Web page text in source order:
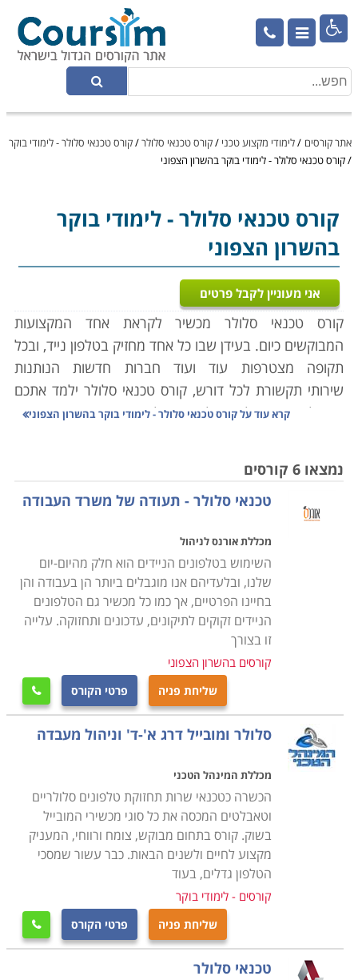

אתר קורסים /לימודי מקצוע טכני /קורס טכנאי סלולר/קורס טכנאי סלולר - לימודי בוקר
/קורס טכנאי סלולר - לימודי בוקר בהשרון הצפוני
קורס טכנאי סלולר- לימודי בוקר
בהשרון הצפוני
אני מעוניין לקבל פרטים
קורס טכנאי סלולר מכשיר לקראת אחד המקצועות
המבוקשים כיום. בעידן שבו כל אחד מחזיק בטלפון נייד, ובכל
תקופה מצטרפות עוד ועוד חברות חדשות הנותנות
שירותי תקשורת לכל דורש, קורס טכנאי סלולר ילמד אתכם
את כל הנדרש על מנת לאתר תקלות במכשירים, מתן שירותי
הלימודים כוללים ידע מעשי ותיאורטי בתחום של
אלקטרוניקה, חשמל, מערכות המכשירים, ידע טכני בתיקון
תקלות, כרטיסים אלקטרונים ועוד, הקורס מועבר באופן יסודי
ומעמיק מהבסיס, כך שאין כל צורך בידע מוקדם וכל מי
שעולם זה מרתק בעניו, יוכל למצוא עניין ומקצוע לעתיד
בסיום ההכשרה.
הקורס מתאים לחיילים משוחררים בתחילת דרכם
המקצועית, שכן בתוך קורס קצר של מספר חודשים, יקבלו
בסיומו תעודה מקצועית אשר ניתן יהיה באמצעותה
להשתלב באחד מהחברות הרבות בתחום, או במעבדות
פרטיות, כך שאפשרויות התעסוקה הינן רבות ומגוונות כמו
גם השכר משתלם.
קורס טכנאי סלולר להסבה מקצועית
בעבר, כל מי שלמד מקצוע מסוים, המשיך בו עד הפנסיה,
אך כיום מקובל מאוד להחליף קריירה, הן משום הרצון לנסות
תחום חדש והן משום שיקולי שכר וקידום. לכן, דווקא משום
שעולם הסלולר הינו אחד הענפים הדינמיים והמתפתחים
ביותר הרי שמדובר במקצוע שכדאי להפוך אותו לקריירה
שניה ולהתחיל לבנות מסלול מקצועי רווחי ומרתק.
העובדה כי הקורס אינו דורש ידע מוקדם, מאפשרת לבצע
קרא עוד עלקורס טכנאי סלולר - לימודי בוקר בהשרון הצפוני
נמצאו 6 קורסים
טכנאי סלולר - תעודה של משרד העבודה
מכללת אורנס לניהול
השימוש בטלפונים הניידים הוא חלק מהיום-יום
שלנו, ובלעדיהם אנו מוגבלים ביותר הן בעבודה והן
בחיינו הפרטיים, אך כמו כל מכשיר גם הטלפונים
הניידים זקוקים לתיקונים, עדכונים ותחזוקה. עלייה
זו בצורך
קורסים בהשרון הצפוני
שליחת פניה פרטי הקורס 
סלולר ומובייל דרג א'-ד' וניהול מעבדה
מכללת המינהל הטכני
הכשרה כטכנאי שרות תחזוקת טלפונים סלולריים
וטאבלטים המכסה את כל סוגי מכשירי המובייל
בשוק. קורס בתחום מבוקש, צומח ורווחי, המעניק
מקצוע לחיים ולשנים הבאות. כבר עשור שמסכי
הטלפון גדלים, בעוד
קורסים - לימודי בוקר
שליחת פניה פרטי הקורס 
טכנאי סלולר